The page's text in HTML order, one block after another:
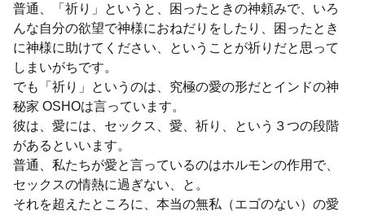
普通、「祈り」というと、困ったときの神頼みで、いろ
んな自分の欲望で神様におねだりをしたり、困ったとき
に神様に助けてください、ということが祈りだと思って
しまいがちです。
でも「祈り」というのは、究極の愛の形だとインドの神
秘家 OSHOは言っています。
彼は、愛には、セックス、愛、祈り、という３つの段階
があるといいます。
普通、私たちが愛と言っているのはホルモンの作用で、
セックスの情熱に過ぎない、と。
それを超えたところに、本当の無私（エゴのない）の愛